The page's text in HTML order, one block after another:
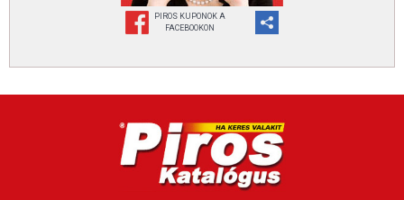
PIROS KUPONOK A
FACEBOOKON